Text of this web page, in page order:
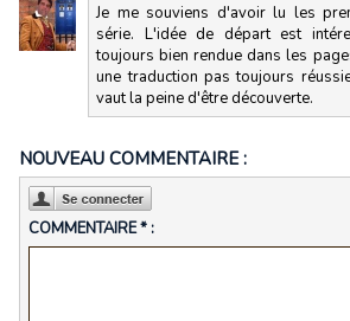
Je me souviens d'avoir lu les
série. L'idée de départ est
toujours bien rendue dans les
une traduction pas toujours
vaut la peine d'être découverte.
NOUVEAU COMMENTAIRE :
COMMENTAIRE * :